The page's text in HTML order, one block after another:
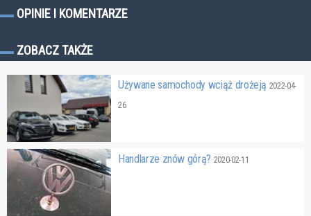
OPINIE I KOMENTARZE
ZOBACZ TAKŻE
Używane samochody wciąż drożeją 2022-04-
26
Handlarze znów górą? 2020-02-11